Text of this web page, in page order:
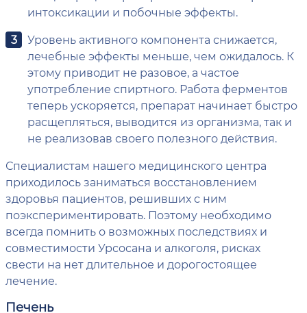
интоксикации и побочные эффекты.
Уровень активного компонента снижается,
лечебные эффекты меньше, чем ожидалось. К
этому приводит не разовое, а частое
употребление спиртного. Работа ферментов
теперь ускоряется, препарат начинает быстро
расщепляться, выводится из организма, так и
не реализовав своего полезного действия.
Специалистам нашего медицинского центра
приходилось заниматься восстановлением
здоровья пациентов, решивших с ним
поэкспериментировать. Поэтому необходимо
всегда помнить о возможных последствиях и
совместимости Урсосана и алкоголя, рисках
свести на нет длительное и дорогостоящее
лечение.
Печень